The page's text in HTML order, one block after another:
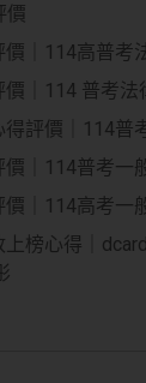
價
價｜114高普
價｜114 普考
得評價｜114普
價｜114普考一
價｜114高考一
榜心得｜